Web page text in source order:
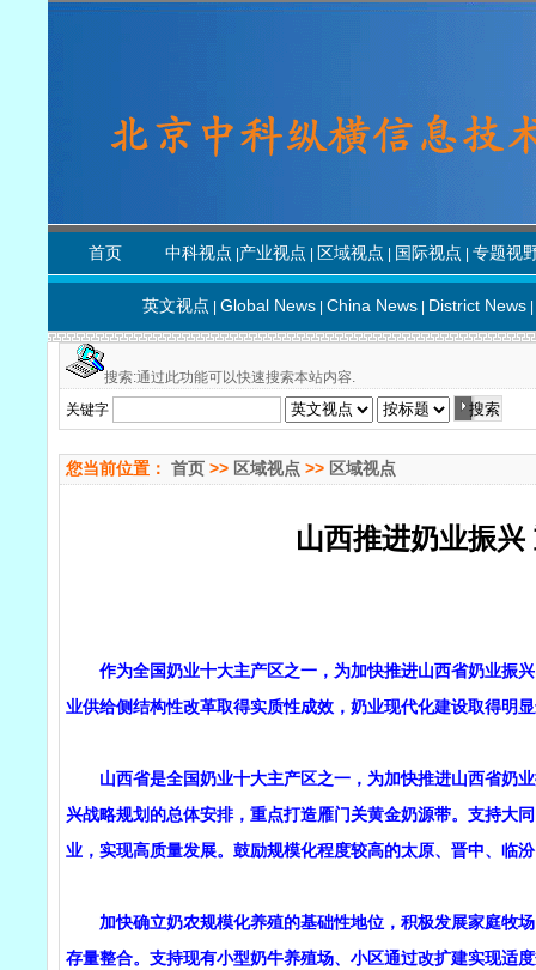
首页 中科视点 产业视点 区域视点 国际视点 专题视
英文视点 Global News China News District News
搜索:通过此功能可以快速搜索本站内容.
关键字
您当前位置： 首页 >> 区域视点 >> 区域视点
山西推进奶业振
作为全国奶业十大主产区之一，为加快推进山西省奶业振兴
业供给侧结构性改革取得实质性成效，奶业现代化建设取得明
山西省是全国奶业十大主产区之一，为加快推进山西省奶业
兴战略规划的总体安排，重点打造雁门关黄金奶源带。支持大
业，实现高质量发展。鼓励规模化程度较高的太原、晋中、临
加快确立奶农规模化养殖的基础性地位，积极发展家庭牧场
存量整合。支持现有小型奶牛养殖场、小区通过改扩建实现适